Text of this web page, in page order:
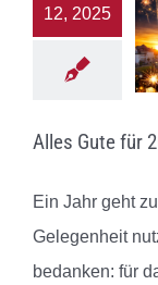
12, 2025
Alles Gute für
Ein Jahr geht
Gelegenheit
bedanken: für